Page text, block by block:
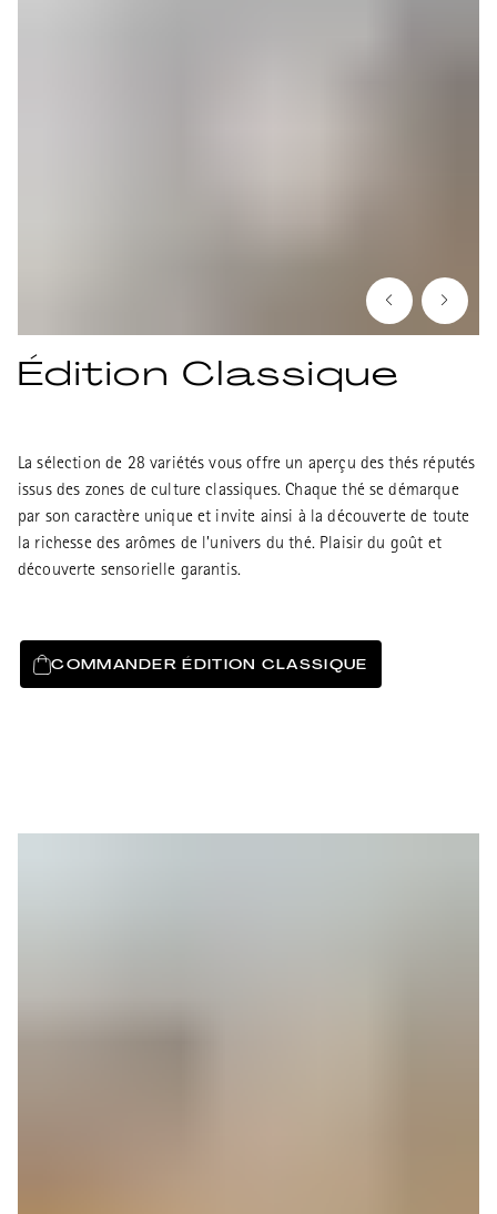
Édition Classique
La sélection de 28 variétés vous offre un aperçu des thés réputés
issus des zones de culture classiques. Chaque thé se démarque
par son caractère unique et invite ainsi à la découverte de toute
la richesse des arômes de l’univers du thé. Plaisir du goût et
découverte sensorielle garantis.
COMMANDER ÉDITION CLASSIQUE